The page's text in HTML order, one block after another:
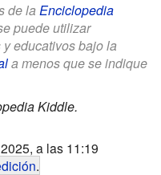
de la Enciclopedia
puede utilizar
educativos bajo la
a menos que se indique
Kiddle.
a las 11:19
.